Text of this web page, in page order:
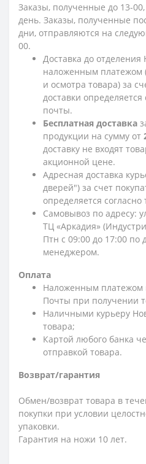
Заказы, полученные до 13-
день. Заказы, полученные
дни, отправляются на
00.
Доставка до
наложенным платежом
и осмотра товара) за
доставки
почты.
Бесплатная доставка
продукции на сумму от
доставку не входят
акционной цене.
Адресная доставка
дверей") за счет
определяется
Самовывоз по адресу:
ТЦ «Аркадия»
Птн с 09:00 до 17:00 по
менеджером.
Оплата
Наложенным платежом
Почты при получении
Наличными курьеру
товара;
Картой любого банка
отправкой товара.
Возврат/гарантия
Обмен/возврат товара в
покупки при условии
упаковки.
Гарантия на ножи 10 лет.